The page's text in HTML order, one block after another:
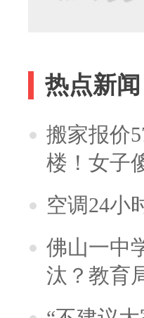
热点新闻
搬家报价
楼！女
空调24小
佛山一中
汰？教育